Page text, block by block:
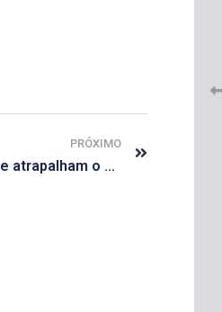
PRÓXIMO
Cinco problemas que atrapalham o sono